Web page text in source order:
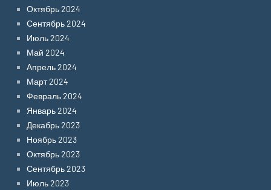
Октябрь 2024
Сентябрь 2024
Июль 2024
Май 2024
Апрель 2024
Март 2024
Февраль 2024
Январь 2024
Декабрь 2023
Ноябрь 2023
Октябрь 2023
Сентябрь 2023
Июль 2023